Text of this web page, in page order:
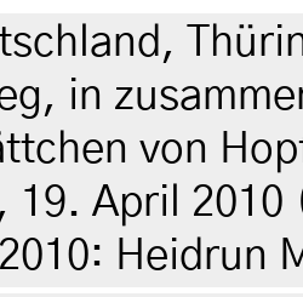
in
von
19. April 2010
Heidrun